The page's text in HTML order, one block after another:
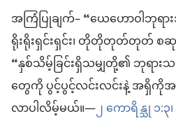
အကြံပြုချက်– “ယေဟောဝါဘုရာ
ရိုးရိုးရှင်းရှင်း၊ တိုတိုတုတ်တုတ် စဆု
“နှစ်သိမ့်ခြင်းရှိသမျှတို့၏ ဘုရား
တွေကို ပွင့်ပွင့်လင်းလင်းနဲ့ အရှိကို
လာပါလိမ့်မယ်။—၂ ကောရိန္သု ၁:၃